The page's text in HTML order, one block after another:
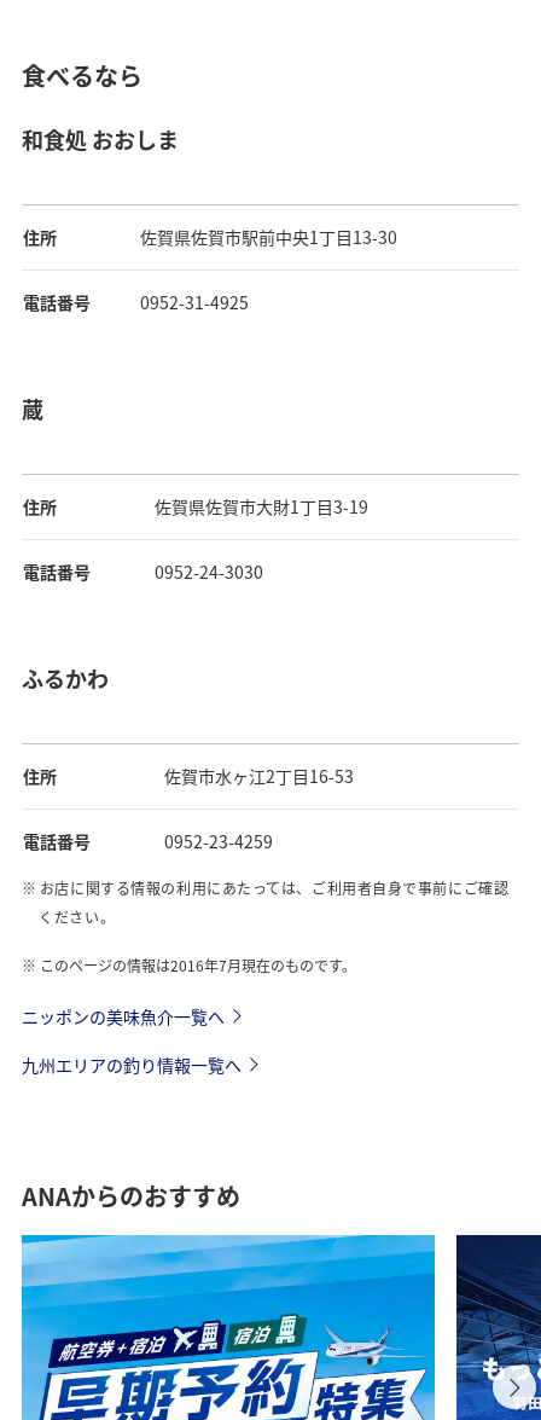
食べるなら
和食処 おおしま
住所 佐賀県佐賀市駅前中央1丁目13-30
電話番号 0952-31-4925
蔵
住所 佐賀県佐賀市大財1丁目3-19
電話番号 0952-24-3030
ふるかわ
住所 佐賀市水ヶ江2丁目16-53
電話番号 0952-23-4259
お店に関する情報の利用にあたっては、ご利用者自身で事前にご確認
ください。
このページの情報は2016年7月現在のものです。
ニッポンの美味魚介一覧へ
九州エリアの釣り情報一覧へ
ANAからのおすすめ